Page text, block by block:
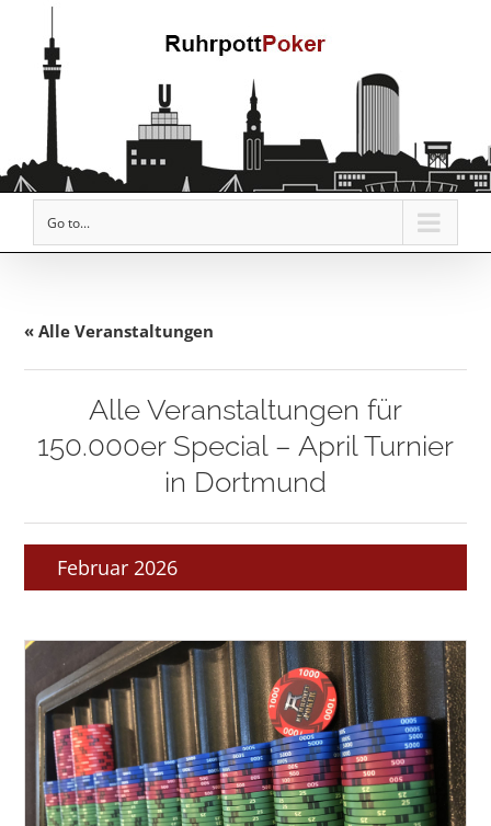
Go to...
« Alle Veranstaltungen
Alle Veranstaltungen für
150.000er Special – April Turnier
in Dortmund
Februar 2026